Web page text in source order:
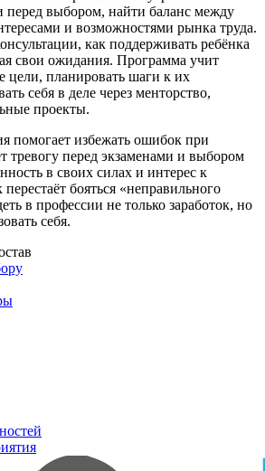
перед выбором, найти баланс между
и возможностями рынка труда.
как поддерживать ребёнка
свои ожидания. Программа учит
цели, планировать шаги к их
себя в деле через менторство,
проекты.
помогает избежать ошибок при
тревогу перед экзаменами и выбором
в своих силах и интерес к
бояться «неправильного
в профессии не только заработок, но
себя.